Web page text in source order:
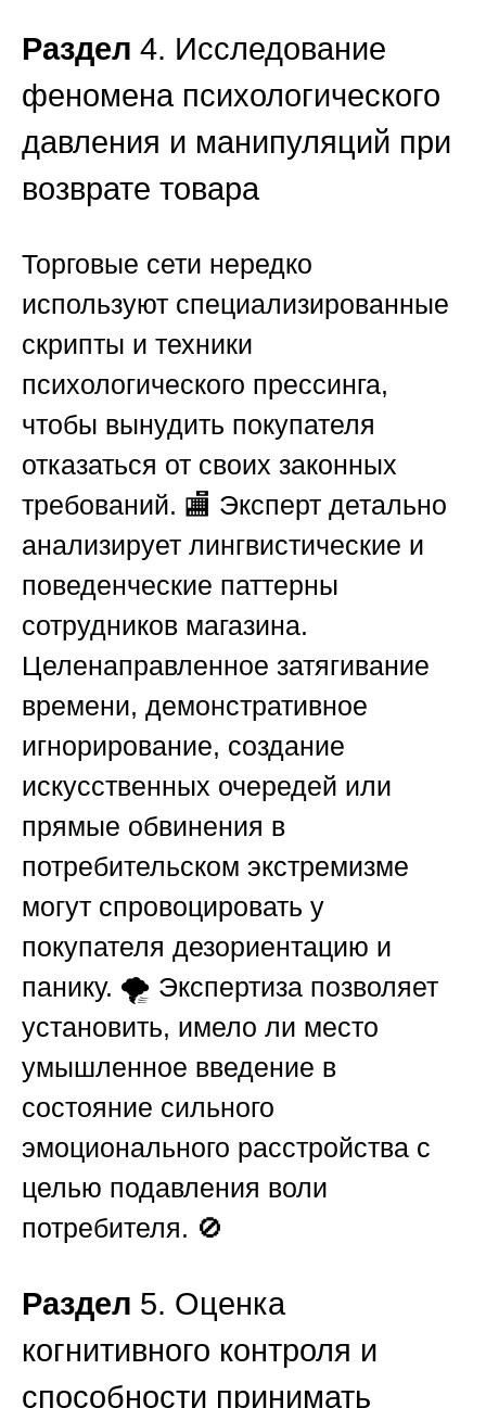
Раздел 4. Исследование
феномена психологического
давления и манипуляций при
возврате товара
Торговые сети нередко
используют специализированные
скрипты и техники
психологического прессинга,
чтобы вынудить покупателя
отказаться от своих законных
требований. 🏬 Эксперт детально
анализирует лингвистические и
поведенческие паттерны
сотрудников магазина.
Целенаправленное затягивание
времени, демонстративное
игнорирование, создание
искусственных очередей или
прямые обвинения в
потребительском экстремизме
могут спровоцировать у
покупателя дезориентацию и
панику. 🌪️ Экспертиза позволяет
установить, имело ли место
умышленное введение в
состояние сильного
эмоционального расстройства с
целью подавления воли
потребителя. 🚫
Раздел 5. Оценка
когнитивного контроля и
способности принимать